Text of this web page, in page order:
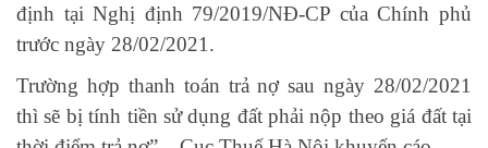
định tại Nghị định 79/2019/NĐ-CP của Chính phủ
trước ngày 28/02/2021.
Trường hợp thanh toán trả nợ sau ngày 28/02/2021
thì sẽ bị tính tiền sử dụng đất phải nộp theo giá đất tại